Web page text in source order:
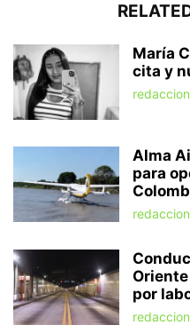
María
cita y
Alma
para
por